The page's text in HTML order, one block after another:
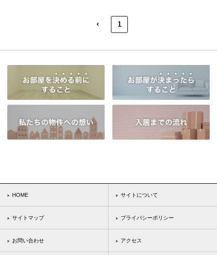
‹ 1
HOME サイトについて
サイトマップ プライバシーポリシー
お問い合わせ アクセス